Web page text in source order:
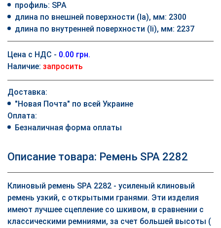
профиль: SPA
длина по внешней поверхности (la), мм: 2300
длина по внутренней поверхности (li), мм: 2237
Цена с НДС - 0.00 грн.
Наличие: запросить
Доставка:
"Новая Почта" по всей Украине
Оплата:
Безналичная форма оплаты
Описание товара: Ремень SPA 2282
Клиновый ремень SPA 2282 - усиленый клиновый
ремень узкий, с открытыми гранями. Эти изделия
имеют лучшее сцепление со шкивом, в сравнении с
классическими ремниями, за счет большей высоты (